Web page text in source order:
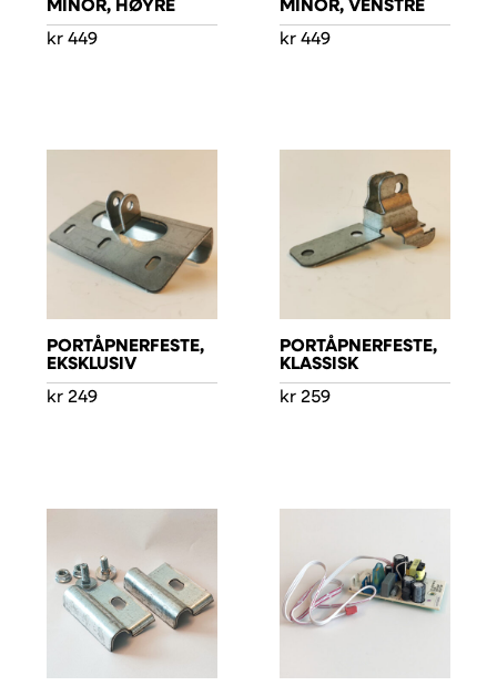
MINOR, HØYRE
kr 449
MINOR, VENSTRE
kr 449
PORTÅPNERFESTE,
EKSKLUSIV
kr 249
PORTÅPNERFESTE,
KLASSISK
kr 259